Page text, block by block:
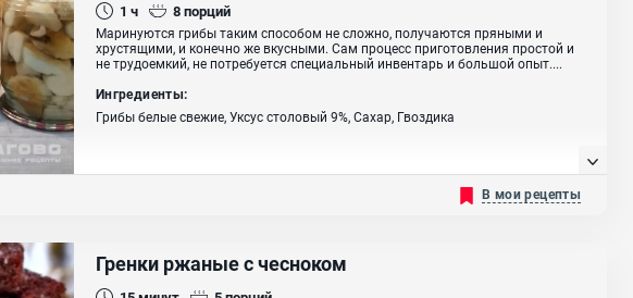
1 ч 8порций
Маринуются грибы таким способом не сложно, получаются пряными и
хрустящими, и конечно же вкусными. Сам процесс приготовления простой и
не трудоемкий, не потребуется специальный инвентарь и большой опыт....
Ингредиенты:
Грибы белые свежие, Уксус столовый 9%, Сахар, Гвоздика
В мои рецепты
Гренки ржаные с чесноком